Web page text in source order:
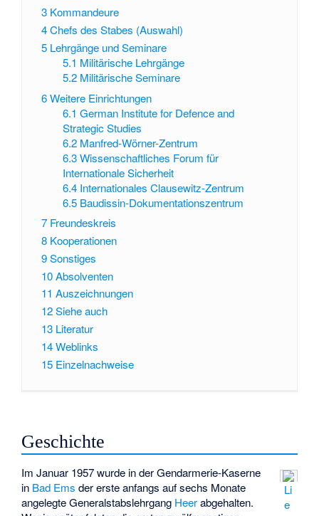
3 Kommandeure
4Chefs des Stabes (Auswahl)
5 Lehrgänge und Seminare
5.1 Militärische Lehrgänge
5.2 Militärische Seminare
6Weitere Einrichtungen
6.1 German Institute for Defence and
Strategic Studies
6.2 Manfred-Wörner-Zentrum
6.3 Wissenschaftliches Forum für
Internationale Sicherheit
6.4 Internationales Clausewitz-Zentrum
6.5 Baudissin-Dokumentationszentrum
7 Freundeskreis
8 Kooperationen
9Sonstiges
10Absolventen
11 Auszeichnungen
12Siehe auch
13 Literatur
14Weblinks
15 Einzelnachweise
Geschichte
Li
e
Im Januar 1957 wurde in der Gendarmerie-Kaserne
in Bad Ems der erste anfangs auf sechs Monate
angelegte Generalstabslehrgang Heerabgehalten.